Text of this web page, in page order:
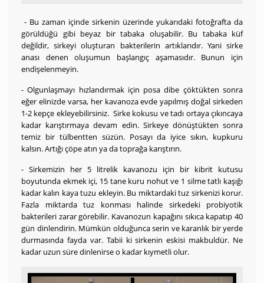
- Bu zaman içinde sirkenin üzerinde yukarıdaki fotoğrafta da
görüldüğü gibi beyaz bir tabaka oluşabilir. Bu tabaka küf
değildir, sirkeyi oluşturan bakterilerin artıklarıdır. Yani sirke
anası denen oluşumun başlangıç aşamasıdır. Bunun için
endişelenmeyin.
- Olgunlaşmayı hızlandırmak için posa dibe çöktükten sonra
eğer elinizde varsa, her kavanoza evde yapılmış doğal sirkeden
1-2 kepçe ekleyebilirsiniz. Sirke kokusu ve tadı ortaya çıkıncaya
kadar karıştırmaya devam edin. Sirkeye dönüştükten sonra
temiz bir tülbentten süzün. Posayı da iyice sıkın, kupkuru
kalsın. Artığı çöpe atın ya da toprağa karıştırın.
- Sirkemizin her 5 litrelik kavanozu için bir kibrit kutusu
boyutunda ekmek içi, 15 tane kuru nohut ve 1 silme tatlı kaşığı
kadar kalın kaya tuzu ekleyin. Bu miktardaki tuz sirkenizi korur.
Fazla miktarda tuz konması halinde sirkedeki probiyotik
bakterileri zarar görebilir. Kavanozun kapağını sıkıca kapatıp 40
gün dinlendirin. Mümkün olduğunca serin ve karanlık bir yerde
durmasında fayda var. Tabii ki sirkenin eskisi makbuldür. Ne
kadar uzun süre dinlenirse o kadar kıymetli olur.